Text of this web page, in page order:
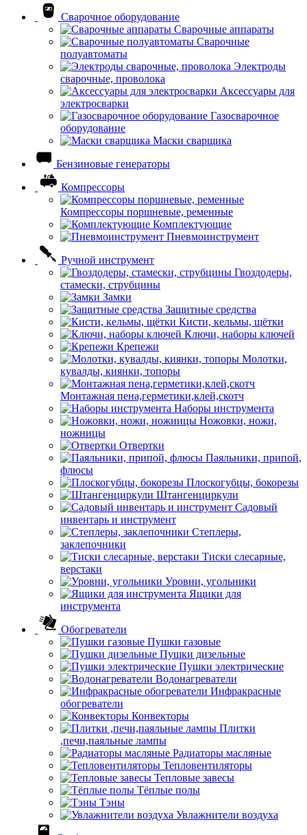
Сварочное оборудование
Сварочные аппараты
Сварочные
полуавтоматы
Электроды
сварочные, проволока
Аксессуары для
электросварки
Газосварочное
оборудование
Маски сварщика
Бензиновые генераторы
Компрессоры
Компрессоры поршневые, ременные
Комплектующие
Пневмоинструмент
Ручной инструмент
Гвоздодеры,
стамески, струбцины
Замки
Защитные средства
Кисти, кельмы, щётки
Ключи, наборы ключей
Крепежи
Молотки,
кувалды, киянки, топоры
Монтажная пена,герметики,клей,скотч
Наборы инструмента
Ножовки, ножи,
ножницы
Отвертки
Паяльники, припой,
флюсы
Плоскогубцы, бокорезы
Штангенциркули
Садовый
инвентарь и инструмент
Степлеры,
заклепочники
Тиски слесарные,
верстаки
Уровни, угольники
Ящики для
инструмента
Обогреватели
Пушки газовые
Пушки дизельные
Пушки электрические
Водонагреватели
Инфракрасные
обогреватели
Конвекторы
Плитки
,печи,паяльные лампы
Радиаторы масляные
Тепловентиляторы
Тепловые завесы
Тёплые полы
Тэны
Увлажнители воздуха